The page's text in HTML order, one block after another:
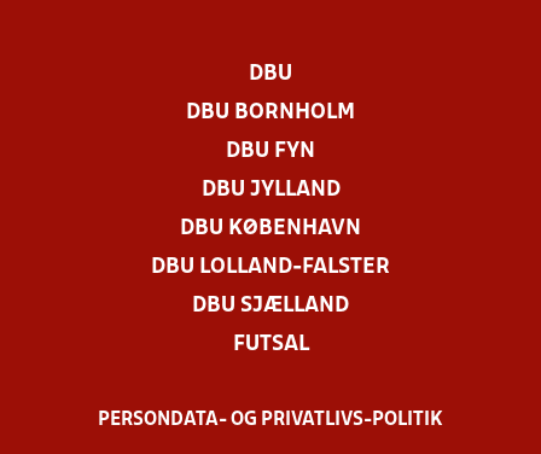
DBU
DBU BORNHOLM
DBU FYN
DBU JYLLAND
DBU KØBENHAVN
DBU LOLLAND-FALSTER
DBU SJÆLLAND
FUTSAL
PERSONDATA- OG PRIVATLIVS-POLITIK